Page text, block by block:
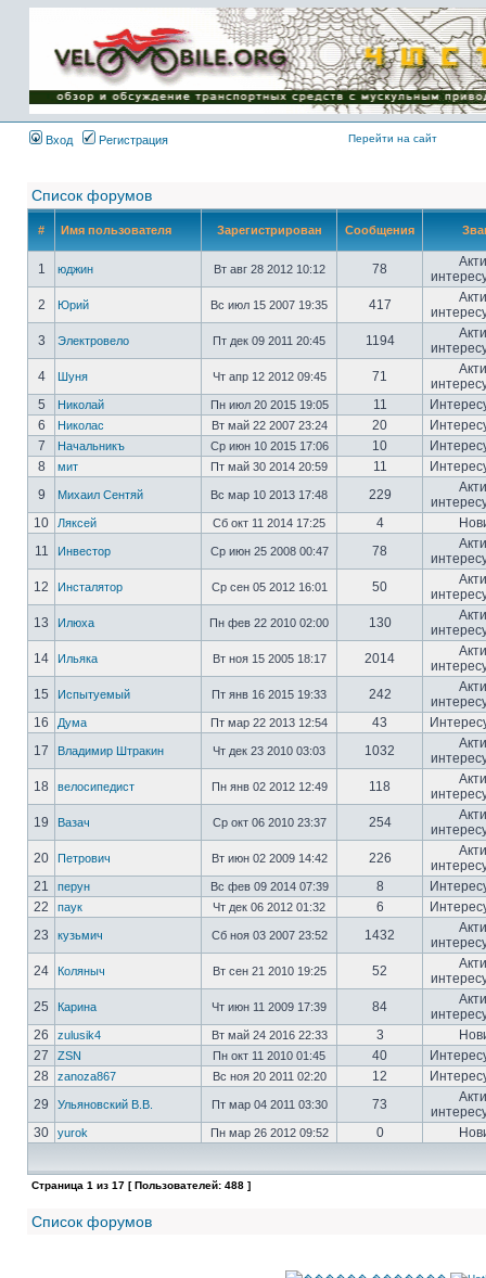
Имя пользователя:
Пароль:
{ LOG_ME_IN_SHORT
}
Вход
Регистрация Перейти на сайт
Список форумов
# Имя пользователя Зарегистрирован Сообщения
1 юджин Вт авг 28 2012 10:12 78
2
Юрий Вс июл 15 2007 19:35 417
3
Электровело Пт дек 09 2011 20:45 1194
4
Шуня Чт апр 12 2012 09:45 71
5
Николай Пн июл 20 2015 19:05 11
6
Николас Вт май 22 2007 23:24 20
7
Начальникъ Ср июн 10 2015 17:06 10
8
мит Пт май 30 2014 20:59 11
9
Михаил Сентяй Вс мар 10 2013 17:48 229
10
Ляксей Сб окт 11 2014 17:25 4
11
Инвестор Ср июн 25 2008 00:47 78
12
Инсталятор Ср сен 05 2012 16:01 50
13
Илюха Пн фев 22 2010 02:00 130
14
Ильяка Вт ноя 15 2005 18:17 2014
15
Испытуемый Пт янв 16 2015 19:33 242
16
Дума Пт мар 22 2013 12:54 43
17
Владимир Штракин Чт дек 23 2010 03:03 1032
18
велосипедист Пн янв 02 2012 12:49 118
19
Вазач Ср окт 06 2010 23:37 254
20
Петрович Вт июн 02 2009 14:42 226
21
перун Вс фев 09 2014 07:39 8
22
паук Чт дек 06 2012 01:32 6
23
кузьмич Сб ноя 03 2007 23:52 1432
24
Коляныч Вт сен 21 2010 19:25 52
25
Карина Чт июн 11 2009 17:39 84
26
zulusik4 Вт май 24 2016 22:33 3
27
ZSN Пн окт 11 2010 01:45 40
28
zanoza867 Вс ноя 20 2011 02:20 12
29
Ульяновский В.В. Пт мар 04 2011 03:30 73
30
yurok Пн мар 26 2012 09:52 0
Страница 1 из 17 [ Пользователей: 488 ]
Список форумов